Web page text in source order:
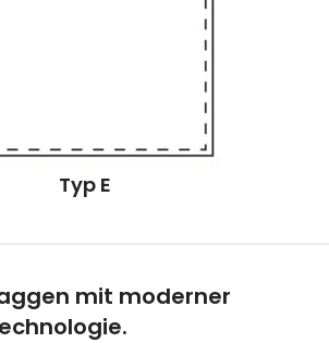
Typ E
mit moderner